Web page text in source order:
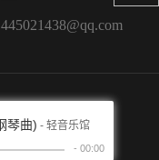
445021438@qq.com